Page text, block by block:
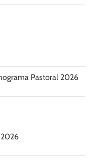
Pastoral 2026